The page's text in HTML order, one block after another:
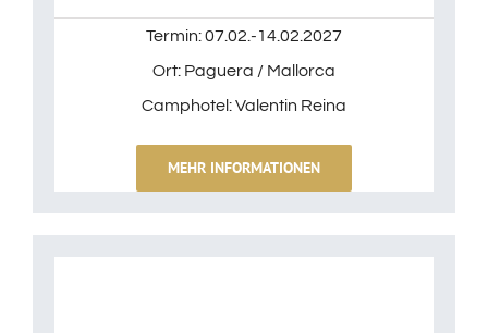
Termin: 07.02.-14.02.2027
Ort: Paguera / Mallorca
Camphotel: Valentin Reina
MEHR INFORMATIONEN